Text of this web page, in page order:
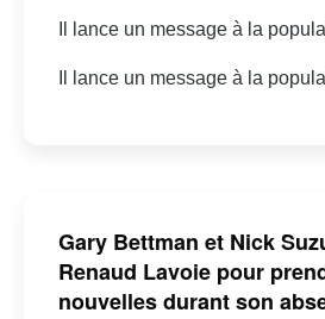
Il lance un message à la
Il lance un message à la
Gary Bettman et Nick
Renaud Lavoie pour
nouvelles durant son